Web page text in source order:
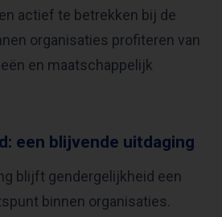
actief te betrekken bij de
organisaties profiteren van
en maatschappelijk
een blijvende uitdaging
blijft gendergelijkheid een
binnen organisaties.